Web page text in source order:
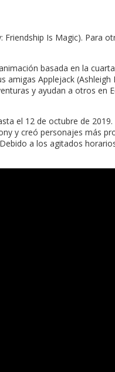
Is Magic). Para
basada en la
Applejack
y ayudan a otros
el 12 de octubre de
y creó personajes más
a los agitados